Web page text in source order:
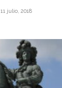
11 julio, 2018